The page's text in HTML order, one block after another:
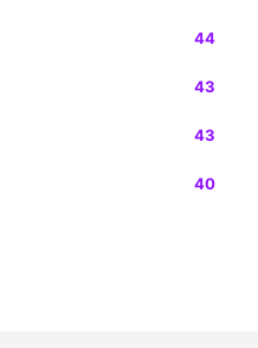
44
43
43
40